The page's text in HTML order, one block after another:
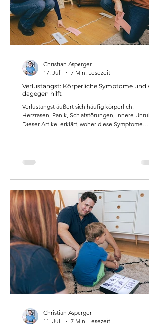
Verlustangst: Körperliche Symptome und was
dagegen hilft
Verlustangst äußert sich häufig körperlich:
Herzrasen, Panik, Schlafstörungen, innere Unruhe.
Dieser Artikel erklärt, woher diese Symptome
Christian Asperger
17. Juli
7 Min. Lesezeit
Christian Asperger
11. Juli
7 Min. Lesezeit